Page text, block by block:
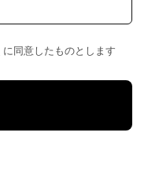
に同意したものとします